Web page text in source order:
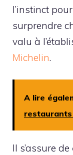
l’instinct
surprendre
valu à
Michelin.
A lire
restaurants
Il s’assure de